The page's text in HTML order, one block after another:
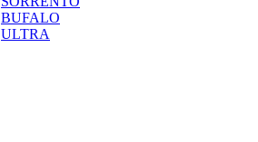
BUFALO
ULTRA